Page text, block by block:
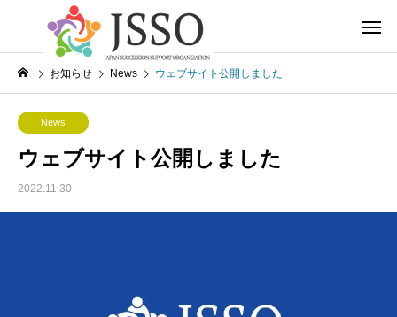
お知らせ News ウェブサイト公開しました
News
ウェブサイト公開しました
2022.11.30